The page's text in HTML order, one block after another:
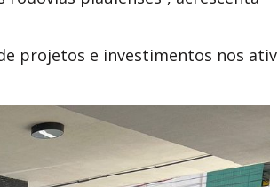
projetos e investimentos nos